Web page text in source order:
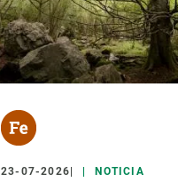
23-07-2026 NOTICIA